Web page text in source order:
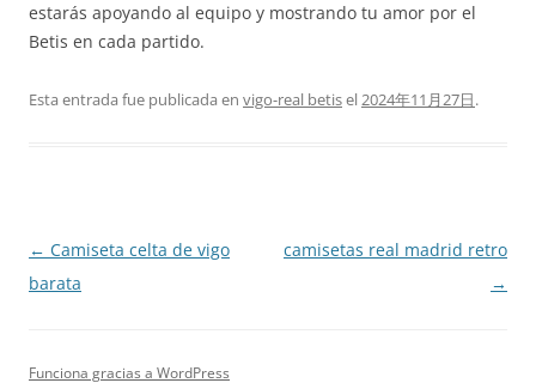
estarás apoyando al equipo y mostrando tu amor por el
Betis en cada partido.
Esta entrada fue publicada en vigo-real betisel2024年11月27日.
Navegación
de
← Camiseta celta de vigo
barata
camisetas real madrid retro
→
Funciona gracias a WordPress